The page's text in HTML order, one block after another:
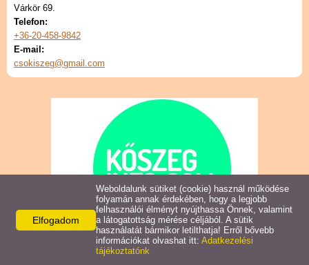
Várkör 69.
Telefon:
+36-20-458-9842
E-mail:
csokiszeg@gmail.com
Elfogadom
Weboldalunk sütiket (cookie) használ működése
folyamán annak érdekében, hogy a legjobb
felhasználói élményt nyújthassa Önnek, valamint
a látogatottság mérése céljából. A sütik
használatát bármikor letilthatja! Erről bővebb
információkat olvashat itt: Adatkezelési
tájékoztatónk